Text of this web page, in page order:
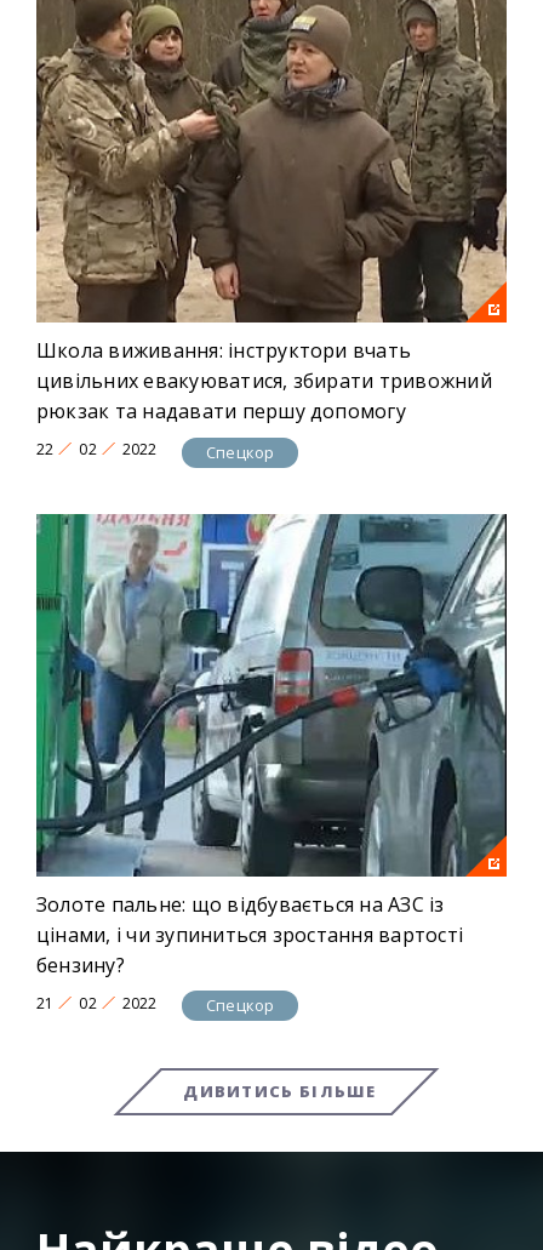
Школа виживання: інструктори вчать
цивільних евакуюватися, збирати тривожний
рюкзак та надавати першу допомогу
22 02 2022 Спецкор
Золоте пальне: що відбувається на АЗС із
цінами, і чи зупиниться зростання вартості
бензину?
21 02 2022 Спецкор
ДИВИТИСЬ БІЛЬШЕ